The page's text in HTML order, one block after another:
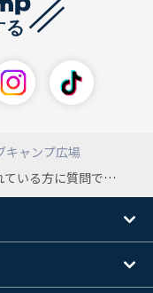
キャンプ広場
メリットを感じた教材等はありますか？ おすすめの教材、受講方法などありましたらお聞かせください。 よろしくお願いいたします！